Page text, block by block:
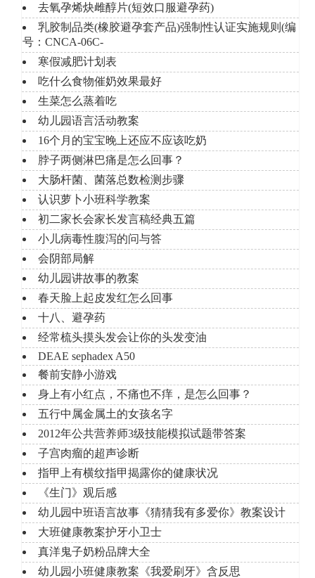
去氧孕烯炔雌醇片(短效口服避孕药)
乳胶制品类(橡胶避孕套产品)强制性认证实施规则(编
号：CNCA-06C-
寒假减肥计划表
吃什么食物催奶效果最好
生菜怎么蒸着吃
幼儿园语言活动教案
16个月的宝宝晚上还应不应该吃奶
脖子两侧淋巴痛是怎么回事？
大肠杆菌、菌落总数检测步骤
认识萝卜小班科学教案
初二家长会家长发言稿经典五篇
小儿病毒性腹泻的问与答
会阴部局解
幼儿园讲故事的教案
春天脸上起皮发红怎么回事
十八、避孕药
经常梳头摸头发会让你的头发变油
DEAE sephadex A50
餐前安静小游戏
身上有小红点，不痛也不痒，是怎么回事？
五行中属金属土的女孩名字
2012年公共营养师3级技能模拟试题带答案
子宫肉瘤的超声诊断
指甲上有横纹指甲揭露你的健康状况
《生门》观后感
幼儿园中班语言故事《猜猜我有多爱你》教案设计
大班健康教案护牙小卫士
真洋鬼子奶粉品牌大全
幼儿园小班健康教案《我爱刷牙》含反思